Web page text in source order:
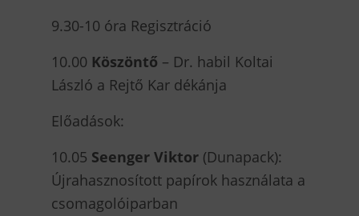
9.30-10 óra Regisztráció
10.00 Köszöntő – Dr. habil Koltai
László a Rejtő Kar dékánja
Előadások:
10.05 Seenger Viktor (Dunapack):
Újrahasznosított papírok használata a
csomagolóiparban